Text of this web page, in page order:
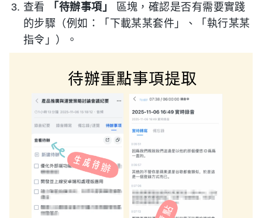
查看
「待辦事項」
區塊，確認是否有需要實踐
的步驟（例如：「下載某某套件」、「執行某某
指令」）。